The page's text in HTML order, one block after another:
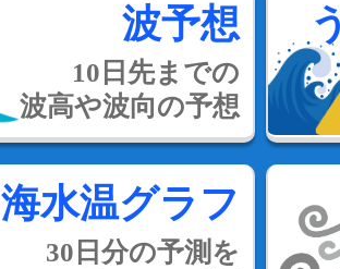
波予想
10日先までの
波高や波向の予想
海水温グラフ
30日分の予測を